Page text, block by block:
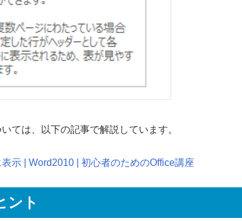
ては、以下の記事で解説しています。
示 | Word2010 | 初心者のためのOffice講座
ント